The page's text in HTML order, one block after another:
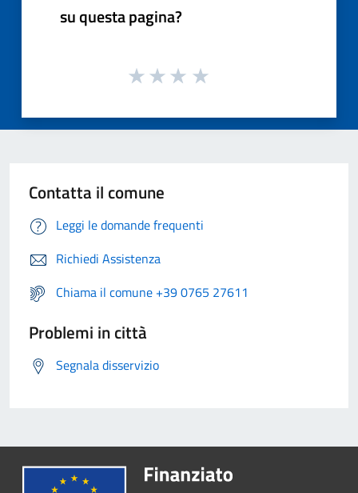
su questa pagina?
Contatta il comune
Leggi le domande frequenti
Richiedi Assistenza
Chiama il comune +39 0765 27611
Problemi in città
Segnala disservizio